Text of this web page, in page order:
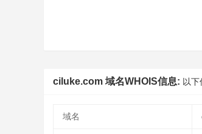
ciluke.com 域名WHOIS信息: 以下
域名